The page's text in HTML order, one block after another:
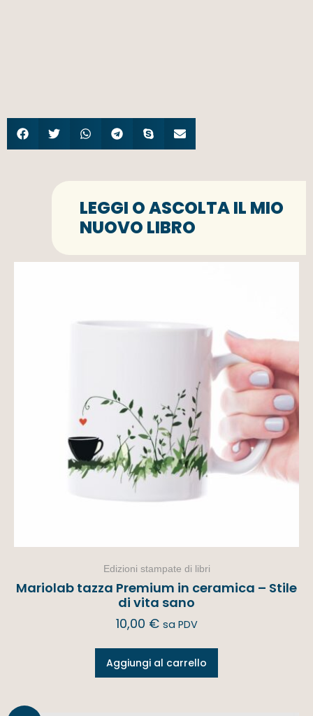
LEGGI O ASCOLTA IL MIO
NUOVO LIBRO
Edizioni stampate di libri
Mariolab tazza Premium in ceramica – Stile
di vita sano
10,00 € sa PDV
Aggiungi al carrello